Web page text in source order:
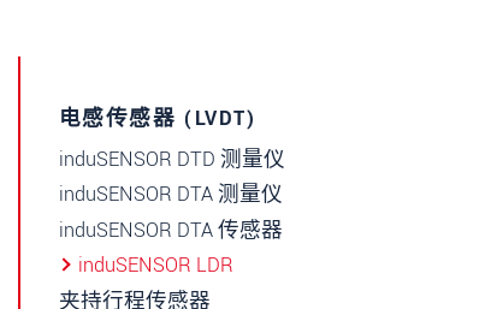
电感传感器 (LVDT)
induSENSOR DTD 测量仪
induSENSOR DTA 测量仪
induSENSOR DTA 传感器
induSENSOR LDR
夹持行程传感器